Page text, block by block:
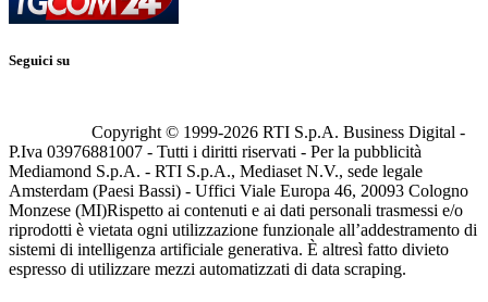
Seguici su
Copyright © 1999-2026 RTI S.p.A. Business Digital -
P.Iva 03976881007 - Tutti i diritti riservati - Per la pubblicità
Mediamond S.p.A. - RTI S.p.A., Mediaset N.V., sede legale
Amsterdam (Paesi Bassi) - Uffici Viale Europa 46, 20093 Cologno
Monzese (MI)Rispetto ai contenuti e ai dati personali trasmessi e/o
riprodotti è vietata ogni utilizzazione funzionale all’addestramento di
sistemi di intelligenza artificiale generativa. È altresì fatto divieto
espresso di utilizzare mezzi automatizzati di data scraping.